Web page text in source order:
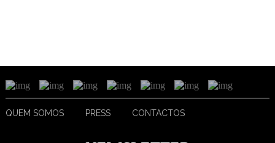
QUEM SOMOS PRESS CONTACTOS